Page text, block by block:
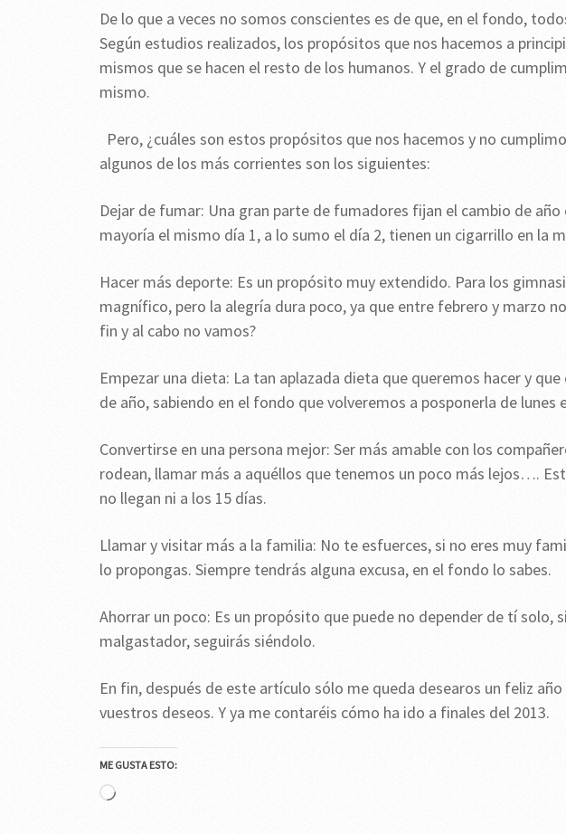
De lo que a veces no somos conscientes es de que, en el fondo,
Según estudios realizados, los propósitos que nos hacemos a
mismos que se hacen el resto de los humanos. Y el grado de
mismo.
Pero, ¿cuáles son estos propósitos que nos hacemos y no
algunos de los más corrientes son los siguientes:
Dejar de fumar: Una gran parte de fumadores fijan el cambio de
mayoría el mismo día 1, a lo sumo el día 2, tienen un cigarrillo en la
Hacer más deporte: Es un propósito muy extendido. Para los
magnífico, pero la alegría dura poco, ya que entre febrero y marzo
fin y al cabo no vamos?
Empezar una dieta: La tan aplazada dieta que queremos hacer y
de año, sabiendo en el fondo que volveremos a posponerla de lunes
Convertirse en una persona mejor: Ser más amable con los
rodean, llamar más a aquéllos que tenemos un poco más lejos….
no llegan ni a los 15 días.
Llamar y visitar más a la familia: No te esfuerces, si no eres muy
lo propongas. Siempre tendrás alguna excusa, en el fondo lo sabes.
Ahorrar un poco: Es un propósito que puede no depender de tí solo,
malgastador, seguirás siéndolo.
En fin, después de este artículo sólo me queda desearos un feliz
vuestros deseos. Y ya me contaréis cómo ha ido a finales del 2013.
ME GUSTA ESTO:
Cargando...